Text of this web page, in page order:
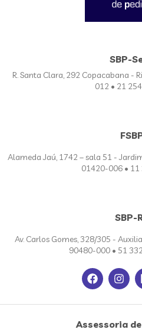
SBP-
R. Santa Clara, 292 Copacabana -
012 • 21
Alameda Jaú, 1742 – sala 51 -
01420-006 •
SBP-
Av. Carlos Gomes, 328/305 -
90480-000 • 51
Assessoria